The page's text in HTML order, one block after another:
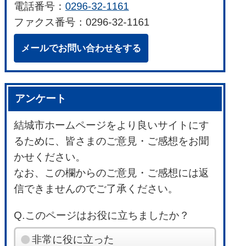
電話番号：0296-32-1161
ファクス番号：0296-32-1161
メールでお問い合わせをする
アンケート
結城市ホームページをより良いサイトにす
るために、皆さまのご意見・ご感想をお聞
かせください。
なお、この欄からのご意見・ご感想には返
信できませんのでご了承ください。
Q.このページはお役に立ちましたか？
非常に役に立った